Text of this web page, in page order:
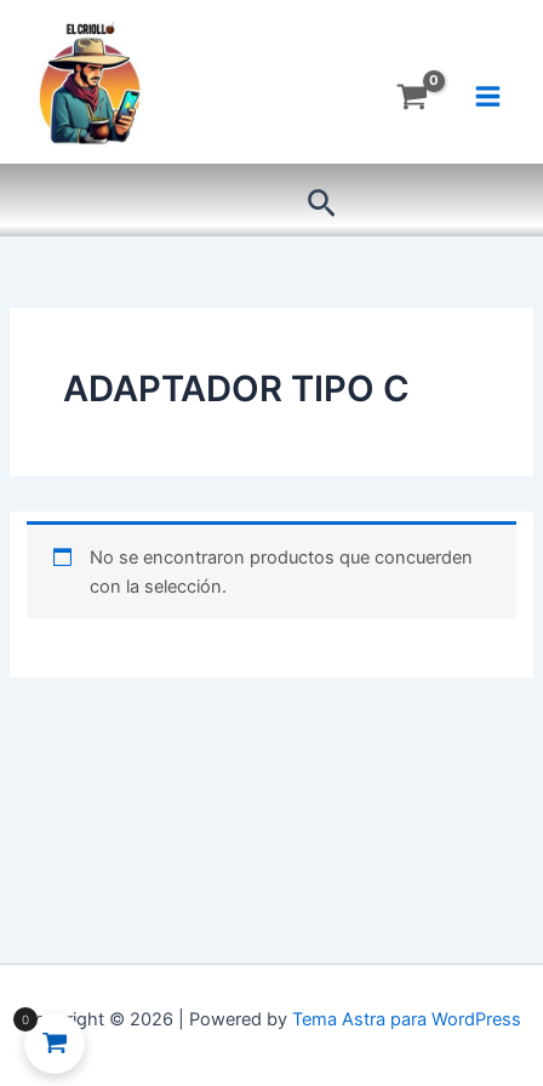
contenido
Buscar
ADAPTADOR TIPO C
No se encontraron productos que concuerden
con la selección.
Copyright © 2026 | Powered by Tema Astra para WordPress
0